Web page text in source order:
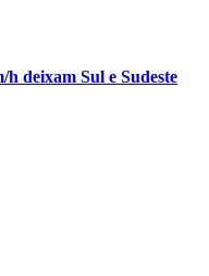
deixam Sul e Sudeste